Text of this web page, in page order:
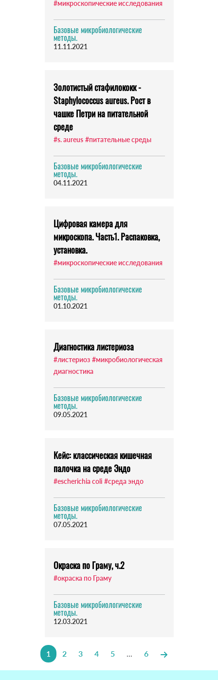
#микроскопические исследования
Базовые микробиологические
методы.
11.11.2021
Золотистый стафилококк -
Staphylococcus aureus. Рост в
чашке Петри на питательной
среде
#s. aureus #питательные среды
Базовые микробиологические
методы.
04.11.2021
Цифровая камера для
микроскопа. Часть1. Распаковка,
установка.
#микроскопические исследования
Базовые микробиологические
методы.
01.10.2021
Диагностика листериоза
#листериоз #микробиологическая
диагностика
Базовые микробиологические
методы.
09.05.2021
Кейс: классическая кишечная
палочка на среде Эндо
#escherichia coli #среда эндо
Базовые микробиологические
методы.
07.05.2021
Окраска по Граму, ч.2
#окраска по Граму
Базовые микробиологические
методы.
12.03.2021
1 2 3 4 5 ... 6